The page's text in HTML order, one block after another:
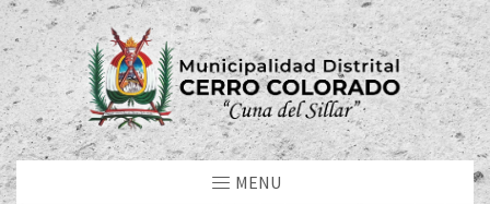
MENU